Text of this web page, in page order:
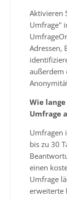
Aktivieren
Umfrage"
Adressen,
außerdem
Wie
Umfrage
Umfragen
bis zu 30
einen
Umfrage
erweiterte